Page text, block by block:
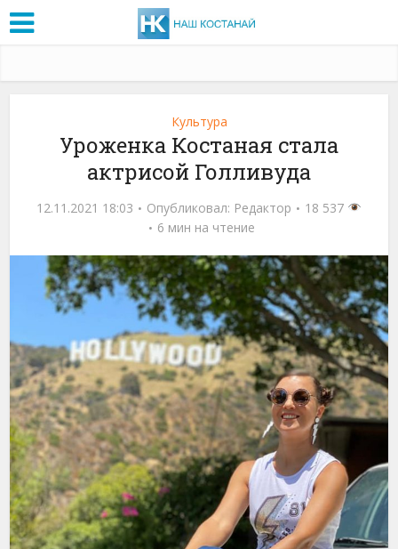
Культура
Уроженка Костаная стала
актрисой Голливуда
12.11.2021 18:03 Опубликовал: Редактор
18 537
6 мин на чтение